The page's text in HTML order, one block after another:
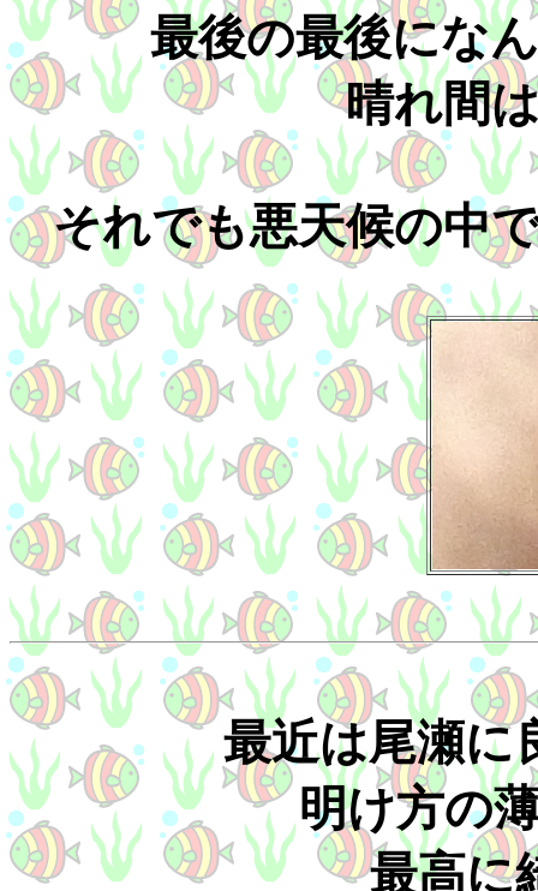
最後の最後にな
晴れ間
それでも悪天候の中
最近は尾瀬に
明け方の
最高に